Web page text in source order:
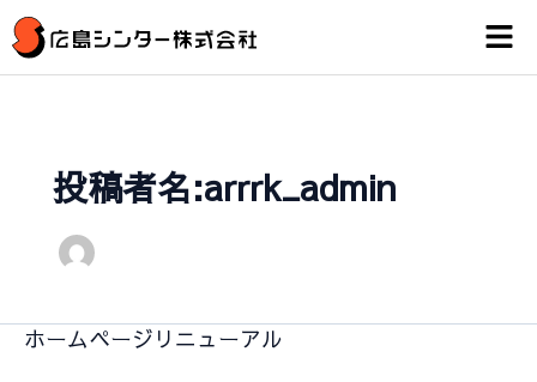
容
を
メ
ニ
ュ
投稿者名:arrrk_admin
ホームページリニューアル
ホ